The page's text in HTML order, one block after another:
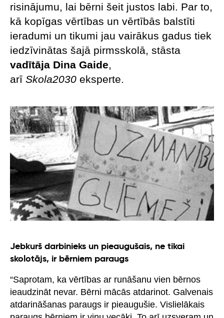
risinājumu, lai bērni šeit justos labi. Par to,
kā kopīgas vērtības un vērtībās balstīti
ieradumi un tikumi jau vairākus gadus tiek
iedzīvinātas šajā pirmsskolā, stāsta
vadītāja Dina Gaide,
arī Skola2030 eksperte.
Jebkurš darbinieks un pieaugušais, ne tikai
skolotājs, ir bērniem paraugs
“Saprotam, ka vērtības ar runāšanu vien bērnos
ieaudzināt nevar. Bērni mācās atdarinot. Galvenais
atdarināšanas paraugs ir pieaugušie. Vislielākais